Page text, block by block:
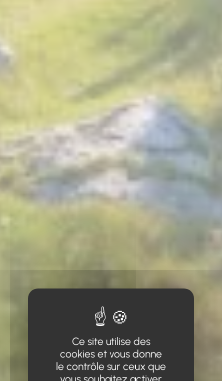
Ce site utilise des
cookies et vous donne
le contrôle sur ceux que
vous souhaitez activer